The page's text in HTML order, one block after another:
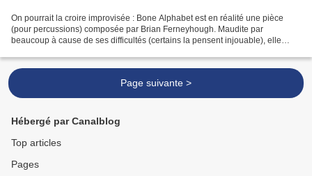
On pourrait la croire improvisée : Bone Alphabet est en réalité une pièce
(pour percussions) composée par Brian Ferneyhough. Maudite par
beaucoup à cause de ses difficultés (certains la pensent injouable), elle
Page suivante >
Hébergé par Canalblog
Top articles
Pages